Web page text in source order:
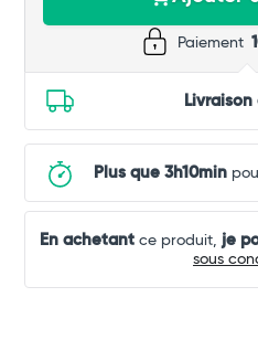
Paiement
Plus que 3h10min
En achetantce produit, je
sous